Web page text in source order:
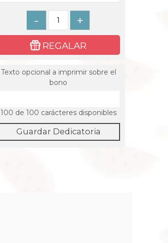
- +
REGALAR
Texto opcional a imprimir sobre el
bono
100 de 100 carácteres disponibles
Guardar Dedicatoria